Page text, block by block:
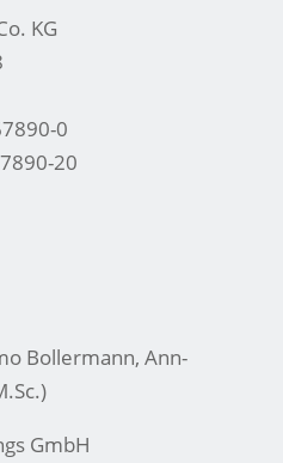
KG
0
20
Bollermann, Ann-
GmbH